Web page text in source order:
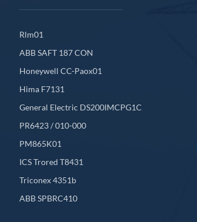
Rlm01
ABB SAFT 187 CON
Honeywell CC-Paox01
Hima F7131
General Electric DS200IMCPG1C
PR6423 / 010-000
PM865K01
ICS Trored T8431
Triconex 4351b
ABB SPBRC410